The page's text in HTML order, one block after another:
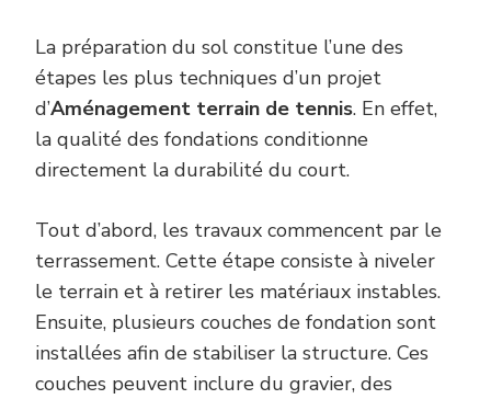
La préparation du sol constitue l’une des
étapes les plus techniques d’un projet
d’Aménagement terrain de tennis. En effet,
la qualité des fondations conditionne
directement la durabilité du court.
Tout d’abord, les travaux commencent par le
terrassement. Cette étape consiste à niveler
le terrain et à retirer les matériaux instables.
Ensuite, plusieurs couches de fondation sont
installées afin de stabiliser la structure. Ces
couches peuvent inclure du gravier, des